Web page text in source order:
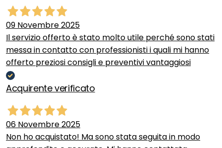
09 Novembre 2025
Il servizio offerto è stato molto utile perché sono stati
messa in contatto con professionisti i quali mi hanno
offerto preziosi consigli e preventivi vantaggiosi
Acquirente verificato
06 Novembre 2025
Non ho acquistato! Ma sono stata seguita in modo